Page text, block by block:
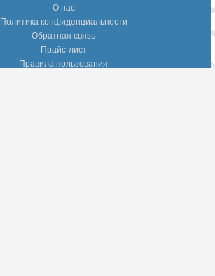
О нас
Политика конфиденциальности
Обратная связь
Прайс-лист
Правила пользования